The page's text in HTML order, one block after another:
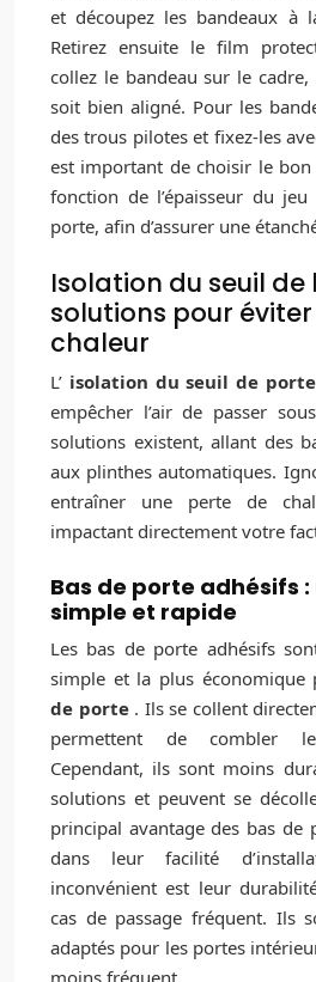
et découpez les bandeaux à
Retirez ensuite le film
collez le bandeau sur le cadre,
soit bien aligné. Pour les
des trous pilotes et fixez-les
est important de choisir le
fonction de l’épaisseur du
porte, afin d’assurer une
Isolation du seuil de
solutions pour
chaleur
L’ isolation du seuil de porte
empêcher l’air de passer
solutions existent, allant des
aux plinthes automatiques.
entraîner une perte de
impactant directement votre
Bas de porte adhésifs
simple et rapide
Les bas de porte adhésifs
simple et la plus économique
de porte . Ils se collent
permettent de combler
Cependant, ils sont moins
solutions et peuvent se
principal avantage des bas de
dans leur facilité
inconvénient est leur
cas de passage fréquent. Ils
adaptés pour les portes
moins fréquent.